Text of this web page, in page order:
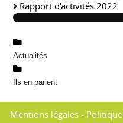
Rapport d'activités 2022
Actualités
Ils en parlent
Mentions légales -